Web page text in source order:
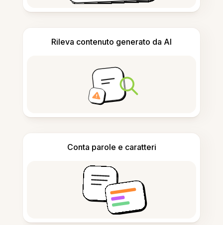
Rileva contenuto generato da AI
Conta parole e caratteri